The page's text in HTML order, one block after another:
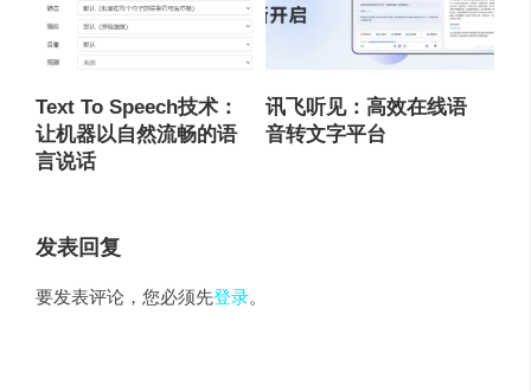
Text To Speech技术：
让机器以自然流畅的语
言说话
讯飞听见：高效在线语
音转文字平台
发表回复
要发表评论，您必须先登录。